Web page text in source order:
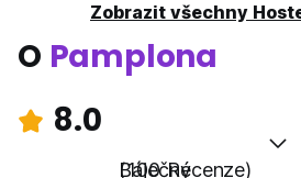
Zobrazit všechny
O Pamplona
8.0
Báječný
(100 Recenze)